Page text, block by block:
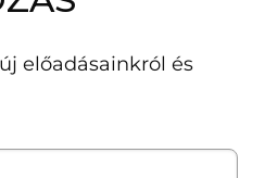
előadásainkról és